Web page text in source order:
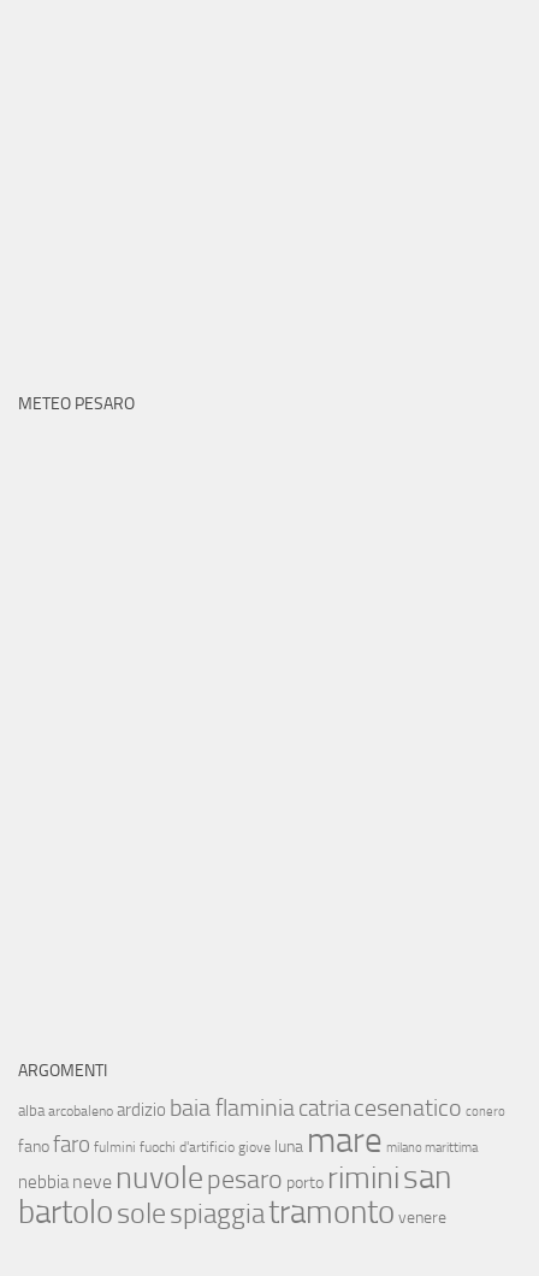
METEO PESARO
ARGOMENTI
alba arcobaleno ardizio baia flaminiacatriacesenatico conero
fanofaro fulmini fuochi d'artificio giove luna mare milano marittima
nebbia neve nuvolepesaro porto riminisan
bartolosolespiaggiatramonto venere